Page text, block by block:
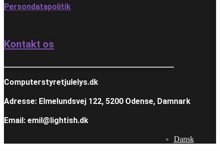
Persondatapolitik
Kontakt os
Computerstyretjulelys.dk
Adresse: Elmelundsvej 122, 5200 Odense, Damnark
Email: emil@lightish.dk
Dansk